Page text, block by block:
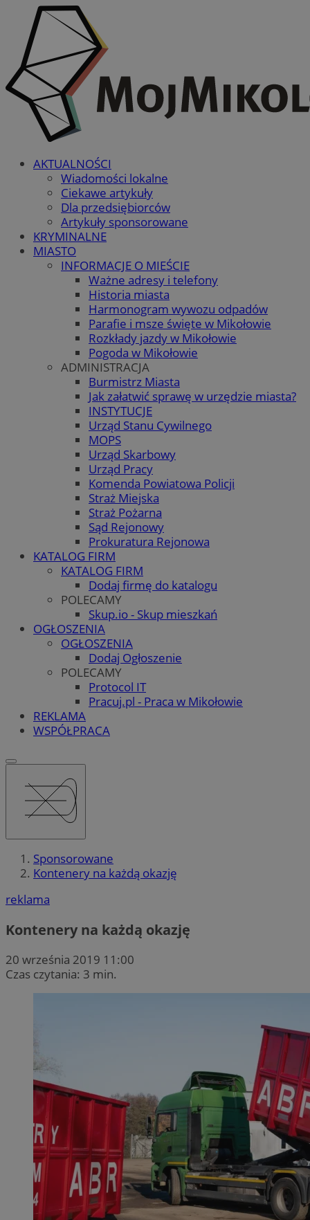
AKTUALNOŚCI
Wiadomości lokalne
Ciekawe artykuły
Dla przedsiębiorców
Artykuły sponsorowane
KRYMINALNE
MIASTO
INFORMACJE O MIEŚCIE
Ważne adresy i telefony
Historia miasta
Harmonogram wywozu odpadów
Parafie i msze święte w Mikołowie
Rozkłady jazdy w Mikołowie
Pogoda w Mikołowie
ADMINISTRACJA
Burmistrz Miasta
Jak załatwić sprawę w urzędzie miasta?
INSTYTUCJE
Urząd Stanu Cywilnego
MOPS
Urząd Skarbowy
Urząd Pracy
Komenda Powiatowa Policji
Straż Miejska
Straż Pożarna
Sąd Rejonowy
Prokuratura Rejonowa
KATALOG FIRM
KATALOG FIRM
Dodaj firmę do katalogu
POLECAMY
Skup.io - Skup mieszkań
OGŁOSZENIA
OGŁOSZENIA
Dodaj Ogłoszenie
POLECAMY
Protocol IT
Pracuj.pl - Praca w Mikołowie
REKLAMA
WSPÓŁPRACA
Sponsorowane
Kontenery na każdą okazję
reklama
Kontenery na każdą okazję
20 września 2019 11:00
Czas czytania: 3 min.